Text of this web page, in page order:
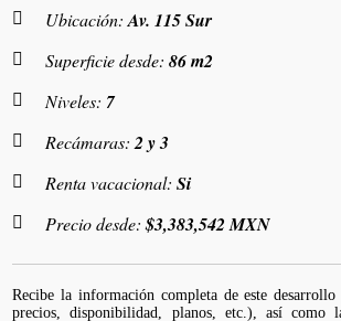
Ubicación:Av. 115 Sur
Superficie desde:86 m2
Niveles: 7
Recámaras:2 y 3
Renta vacacional:Si
Precio desde:$3,383,542 MXN
Recibe la información completa de este
precios, disponibilidad, planos, etc.), así como